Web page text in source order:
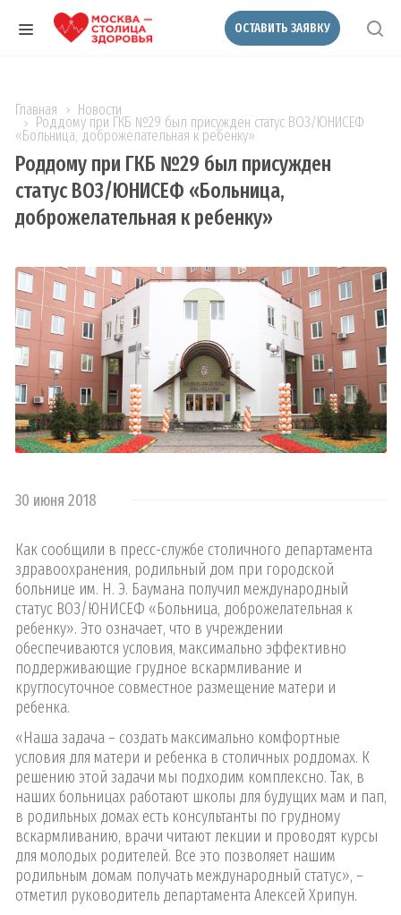
ОСТАВИТЬ ЗАЯВКУ
Главная Новости
Роддому при ГКБ №29 был присужден статус ВОЗ/ЮНИСЕФ
«Больница, доброжелательная к ребенку»
Роддому при ГКБ №29 был присужден
статус ВОЗ/ЮНИСЕФ «Больница,
доброжелательная к ребенку»
30 июня 2018
Как сообщили в пресс-службе столичного департамента
здравоохранения, родильный дом при городской
больнице им. Н. Э. Баумана получил международный
статус ВОЗ/ЮНИСЕФ «Больница, доброжелательная к
ребенку». Это означает, что в учреждении
обеспечиваются условия, максимально эффективно
поддерживающие грудное вскармливание и
круглосуточное совместное размещение матери и
ребенка.
«Наша задача – создать максимально комфортные
условия для матери и ребенка в столичных роддомах. К
решению этой задачи мы подходим комплексно. Так, в
наших больницах работают школы для будущих мам и пап,
в родильных домах есть консультанты по грудному
вскармливанию, врачи читают лекции и проводят курсы
для молодых родителей. Все это позволяет нашим
родильным домам получать международный статус», –
отметил руководитель департамента Алексей Хрипун.